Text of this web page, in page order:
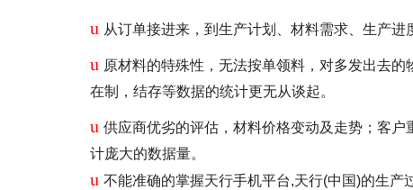
u 从订单接进来，到生产计划、材料需求、生产
u 原材料的特殊性，无法按单领料，对多发出去
在制，结存等数据的统计更无从谈起。
u 供应商优劣的评估，材料价格变动及走势；客
计庞大的数据量。
u 不能准确的掌握天行手机平台,天行(中国)的生产